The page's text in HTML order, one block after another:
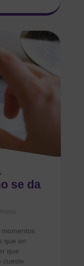
se da
que en
que
cueste